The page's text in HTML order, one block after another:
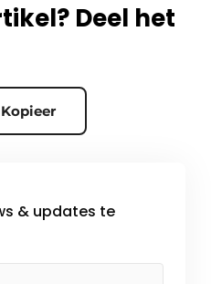
Deel het
Kopieer
& updates te